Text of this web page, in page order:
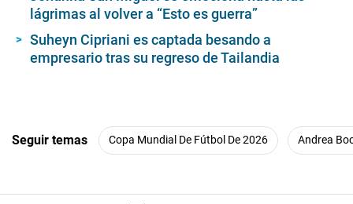
lágrimas al volver a “Esto es guerra”
Suheyn Cipriani es captada besando a
empresario tras su regreso de Tailandia
Seguir temas Copa Mundial De Fútbol De 2026 Andrea